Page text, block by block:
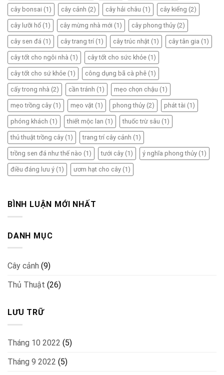
cây bonsai (1) cây cảnh (2) cây hải châu (1) cây kiểng (2)
cây lưỡi hổ (1) cây mừng nhà mới (1) cây phong thủy (2)
cây sen đá (1) cây trang trí (1) cây trúc nhật (1) cây tân gia (1)
cây tốt cho ngôi nhà (1) cây tốt cho sức khỏe (1)
cây tốt cho sứ khỏe (1) công dụng bã cà phê (1)
cấy trong nhà (2) cần tránh (1) mẹo chọn chậu (1)
mẹo trồng cây (1) mẹo vặt (1) phong thủy (2) phát tài (1)
phóng khách (1) thiết mộc lan (1) thuốc trừ sâu (1)
thủ thuật trồng cây (1) trang trí cây cảnh (1)
trồng sen đá như thế nào (1) tưới cây (1) ý nghĩa phong thủy (1)
điều đáng lưu ý (1) ươm hạt cho cây (1)
BÌNH LUẬN MỚI NHẤT
DANH MỤC
Cây cảnh (9)
Thủ Thuật (26)
LƯU TRỮ
Tháng 10 2022 (5)
Tháng 9 2022 (5)